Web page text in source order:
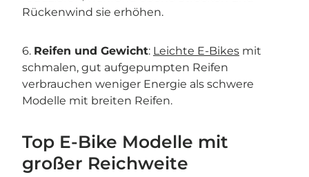
Rückenwind sie erhöhen.
6. Reifen und Gewicht: Leichte E-Bikes mit
schmalen, gut aufgepumpten Reifen
verbrauchen weniger Energie als schwere
Modelle mit breiten Reifen.
Top E-Bike Modelle mit
großer Reichweite